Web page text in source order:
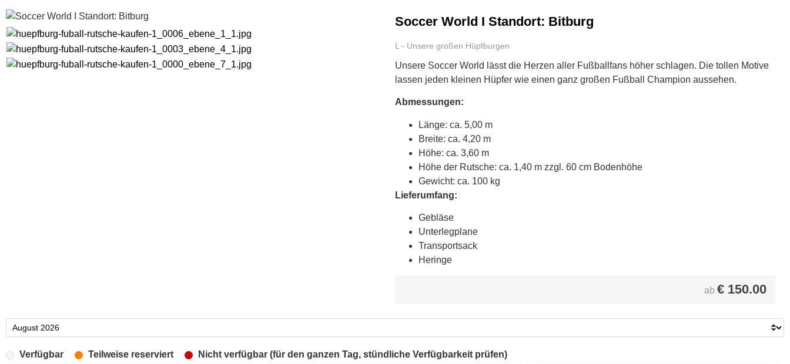
Soccer World I Standort: Bitburg
L - Unsere großen Hüpfburgen
Unsere Soccer World lässt die Herzen aller Fußballfans höher schlagen. Die tollen Motive
lassen jeden kleinen Hüpfer wie einen ganz großen Fußball Champion aussehen.
Abmessungen:
Länge: ca. 5,00 m
Breite: ca. 4,20 m
Höhe: ca. 3,60 m
Höhe der Rutsche: ca. 1,40 m zzgl. 60 cm Bodenhöhe
Gewicht: ca. 100 kg
Lieferumfang:
Gebläse
Unterlegplane
Transportsack
Heringe
ab € 150.00
Verfügbar Teilweise reserviert Nicht verfügbar (für den ganzen Tag, stündliche Verfügbarkeit prüfen)